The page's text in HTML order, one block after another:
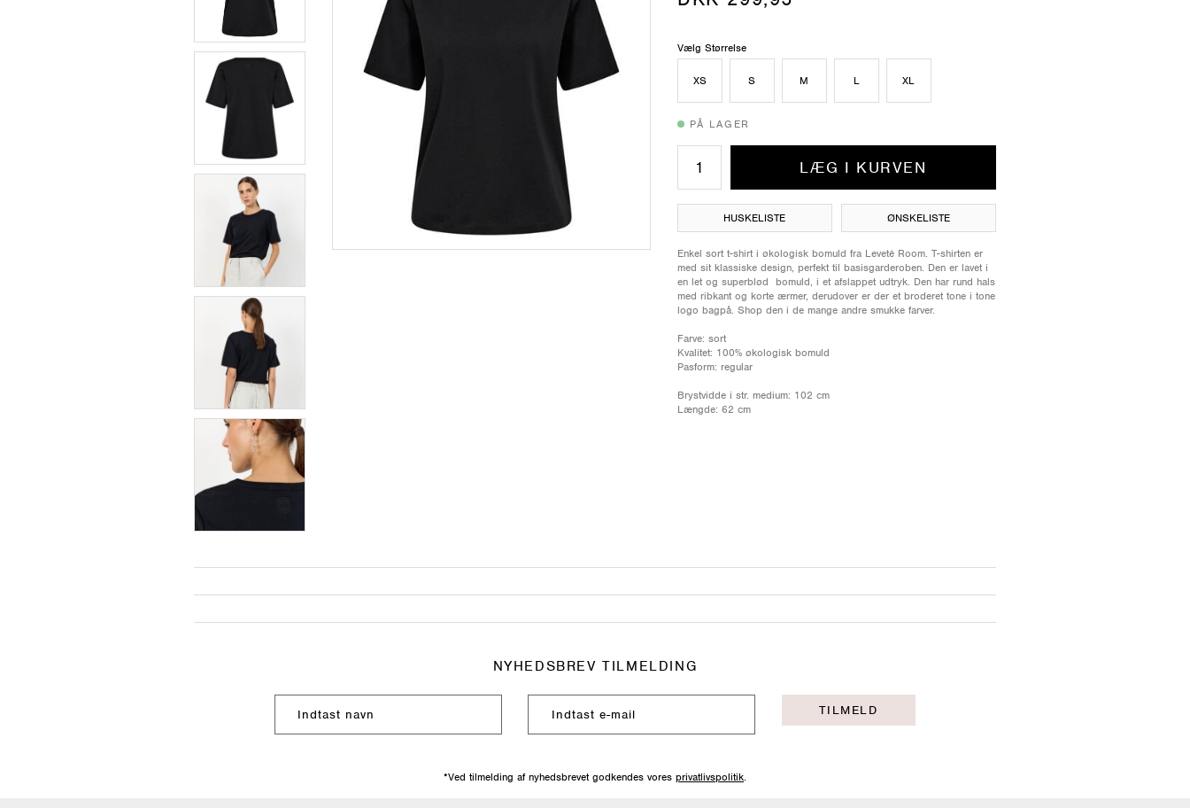
Vælg Størrelse
XS S M L XL
PÅ LAGER
LÆG I KURVEN
HUSKELISTE ØNSKELISTE
Enkel sort t-shirt i økologisk bomuld fra Leveté Room. T-shirten er
med sit klassiske design, perfekt til basisgarderoben. Den er lavet i
en let og superblød bomuld, i et afslappet udtryk. Den har rund hals
med ribkant og korte ærmer, derudover er der et broderet tone i tone
logo bagpå. Shop den i de mange andre smukke farver.
Farve: sort
Kvalitet: 100% økologisk bomuld
Pasform: regular
Brystvidde i str. medium: 102 cm
Længde: 62 cm
NYHEDSBREV TILMELDING
TILMELD
*Ved tilmelding af nyhedsbrevet godkendes vores privatlivspolitik.